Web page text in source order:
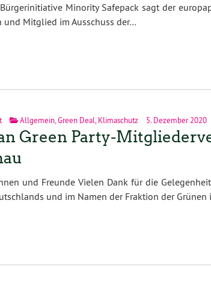
Minority Safepack sagt der
und Mitglied im Ausschuss der…
Allgemein Green Deal Klimaschutz 5. Dezember 2020
Green Party-
und Freunde Vielen Dank für die
und im Namen der Fraktion der Grünen